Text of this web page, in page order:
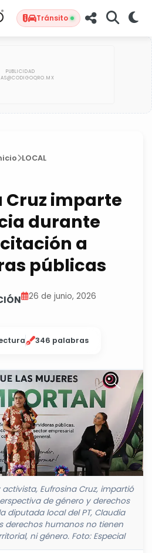
Tránsito
LOCAL
Cruz imparte
durante
a
públicas
26 de junio, 2026
346 palabras
Eufrosina Cruz, impartió
de género y derechos
diputada local del PT, Claudia
derechos humanos no tienen
ni género. Foto: Especial